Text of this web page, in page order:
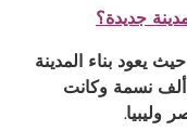
جديدة؟
يعود بناء المدينة
منذ زمن الرومان، وكان يعيش بها ١٥ ألف نسمة وكانت
وليبيا.